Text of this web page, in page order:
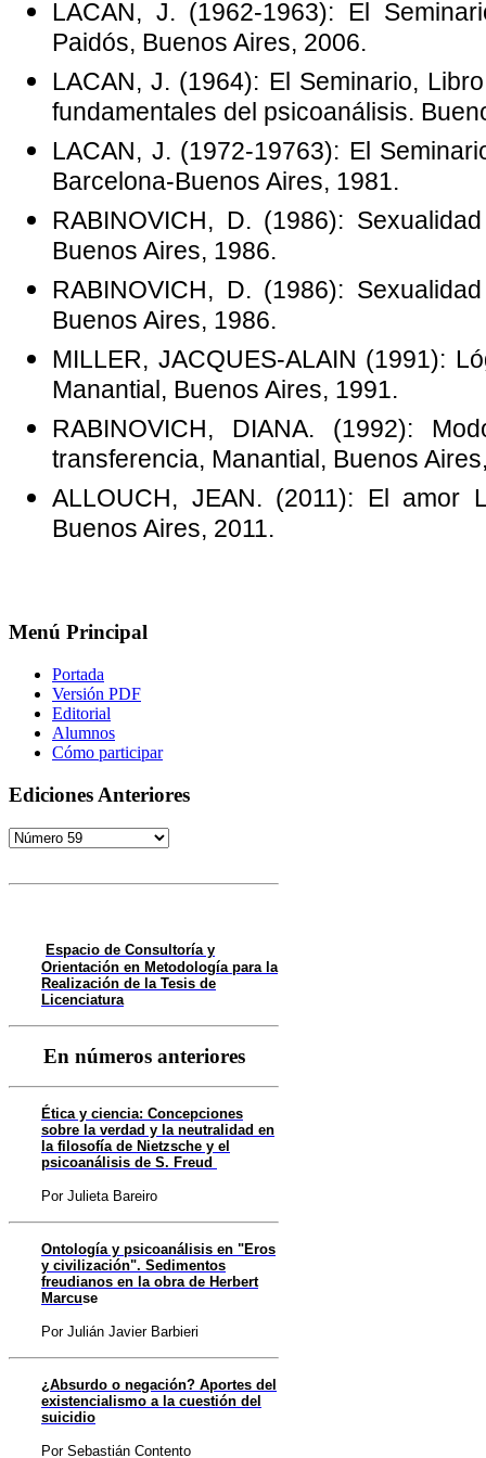
LACAN, J. (1962-1963): El
Paidós, Buenos Aires, 2006.
LACAN, J. (1964): El Seminario,
fundamentales del psicoanálisis.
LACAN, J. (1972-19763): El
Barcelona-Buenos Aires, 1981.
RABINOVICH, D. (1986):
Buenos Aires, 1986.
RABINOVICH, D. (1986):
Buenos Aires, 1986.
MILLER, JACQUES-ALAIN (1991):
Manantial, Buenos Aires, 1991.
RABINOVICH, DIANA. (1992):
transferencia, Manantial, Buenos
ALLOUCH, JEAN. (2011): El amor
Buenos Aires, 2011.
Menú Principal
Portada
Versión PDF
Editorial
Alumnos
Cómo participar
Ediciones Anteriores
Espacio de Consultoría y
Orientación en Metodología para la
Realización de la Tesis de
Licenciatura
En números anteriores
Ética y ciencia: Concepciones
sobre la verdad y la neutralidad en
la filosofía de Nietzsche y el
psicoanálisis de S. Freud
Por Julieta Bareiro
Ontología y psicoanálisis en "Eros
y civilización". Sedimentos
freudianos en la obra de Herbert
Marcuse
Por Julián Javier Barbieri
¿Absurdo o negación? Aportes del
existencialismo a la cuestión del
suicidio
Por Sebastián Contento